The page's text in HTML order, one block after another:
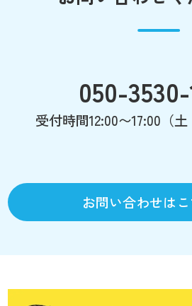
050-
受付時間12:00〜17:00（土
お問い合わせはこ